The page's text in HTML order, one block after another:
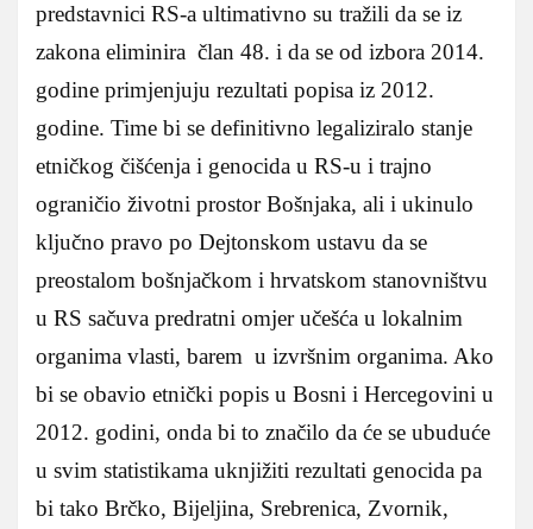
predstavnici RS-a ultimativno su tražili da se iz
zakona eliminira član 48. i da se od izbora 2014.
godine primjenjuju rezultati popisa iz 2012.
godine. Time bi se definitivno legaliziralo stanje
etničkog čišćenja i genocida u RS-u i trajno
ograničio životni prostor Bošnjaka, ali i ukinulo
ključno pravo po Dejtonskom ustavu da se
preostalom bošnjačkom i hrvatskom stanovništvu
u RS sačuva predratni omjer učešća u lokalnim
organima vlasti, barem u izvršnim organima. Ako
bi se obavio etnički popis u Bosni i Hercegovini u
2012. godini, onda bi to značilo da će se ubuduće
u svim statistikama uknjižiti rezultati genocida pa
bi tako Brčko, Bijeljina, Srebrenica, Zvornik,